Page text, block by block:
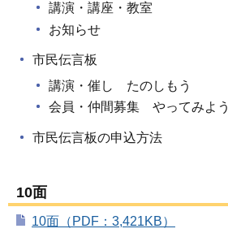
講演・講座・教室
お知らせ
市民伝言板
講演・催し たのしもう
会員・仲間募集 やってみよう
市民伝言板の申込方法
10面
10面（PDF：3,421KB）